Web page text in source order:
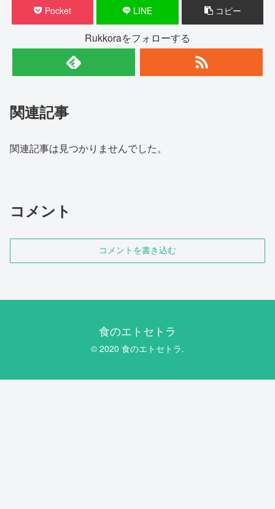
Pocket LINE コピー
Rukkoraをフォローする
関連記事
関連記事は見つかりませんでした。
コメント
コメントを書き込む
食のエトセトラ
© 2020 食のエトセトラ.